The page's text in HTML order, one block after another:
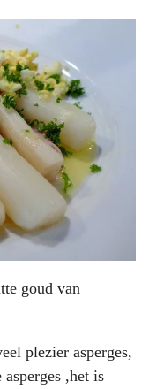
goud van
plezier asperges,
,het is